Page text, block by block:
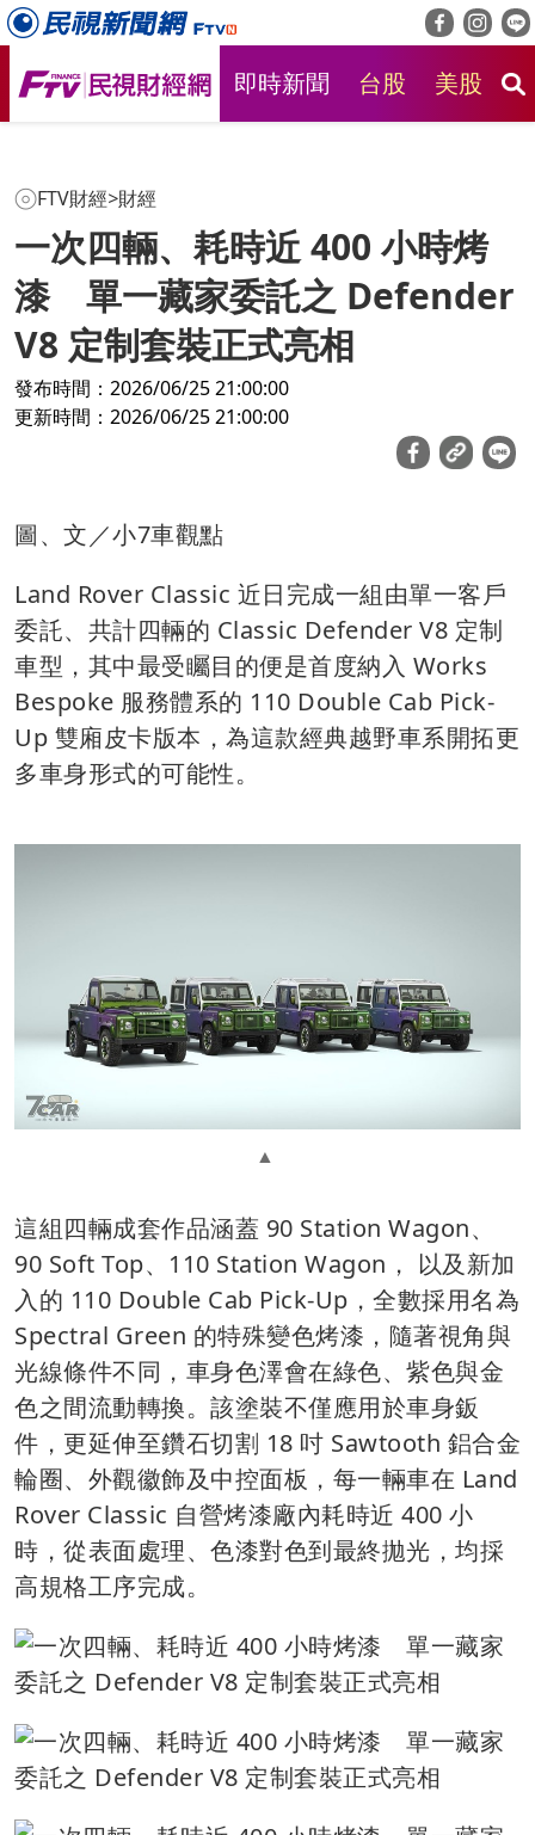
即時新聞 台股 美股
FTV財經>財經
一次四輛、耗時近 400 小時烤
漆 單一藏家委託之 Defender
V8 定制套裝正式亮相
發布時間：2026/06/25 21:00:00
更新時間：2026/06/25 21:00:00
圖、文／小7車觀點
Land Rover Classic 近日完成一組由單一客戶
委託、共計四輛的 Classic Defender V8 定制
車型，其中最受矚目的便是首度納入 Works
Bespoke 服務體系的 110 Double Cab Pick-
Up 雙廂皮卡版本，為這款經典越野車系開拓更
多車身形式的可能性。
這組四輛成套作品涵蓋 90 Station Wagon、
90 Soft Top、110 Station Wagon， 以及新加
入的 110 Double Cab Pick-Up，全數採用名為
Spectral Green 的特殊變色烤漆，隨著視角與
光線條件不同，車身色澤會在綠色、紫色與金
色之間流動轉換。該塗裝不僅應用於車身鈑
件，更延伸至鑽石切割 18 吋 Sawtooth 鋁合金
輪圈、外觀徽飾及中控面板，每一輛車在 Land
Rover Classic 自營烤漆廠內耗時近 400 小
時，從表面處理、色漆對色到最終拋光，均採
高規格工序完成。